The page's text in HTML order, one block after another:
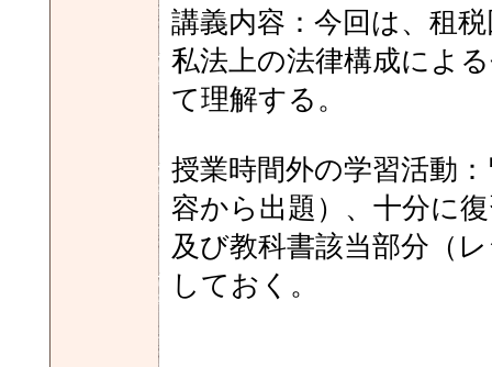
講義内容：今回は、租
私法上の法律構成によ
て理解する。
授業時間外の学習活動
容から出題）、十分に
及び教科書該当部分（
しておく。